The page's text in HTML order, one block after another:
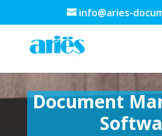
info@aries-
Document